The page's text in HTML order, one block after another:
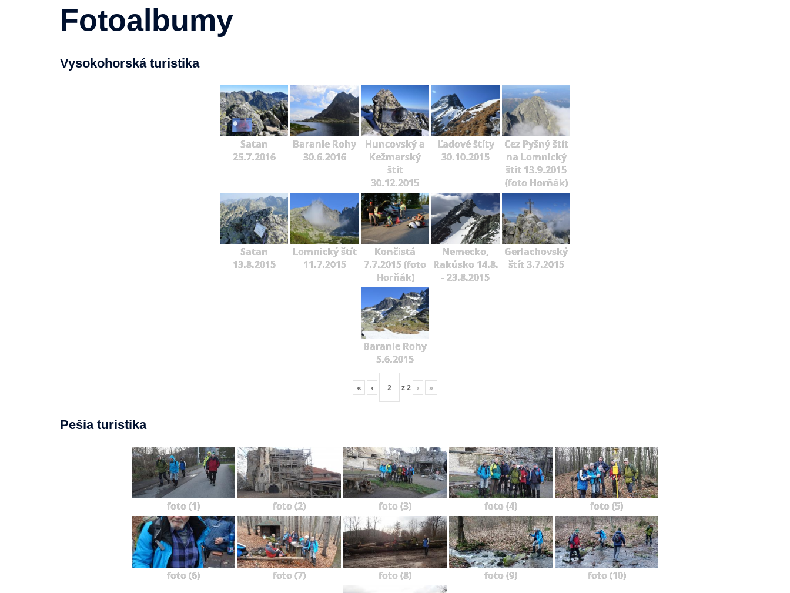
Fotoalbumy
Vysokohorská turistika
Satan
25.7.2016
Baranie Rohy
30.6.2016
Huncovský a
Kežmarský
štít
30.12.2015
Ľadové štíty
30.10.2015
Cez Pyšný štít
na Lomnický
štít 13.9.2015
(foto Horňák)
Satan
13.8.2015
Lomnický štít
11.7.2015
Končistá
7.7.2015 (foto
Horňák)
Nemecko,
Rakúsko 14.8.
- 23.8.2015
Gerlachovský
štít 3.7.2015
Baranie Rohy
5.6.2015
« ‹ z2 › »
Pešia turistika
foto (1) foto (2) foto (3) foto (4) foto (5)
foto (6) foto (7) foto (8) foto (9) foto (10)